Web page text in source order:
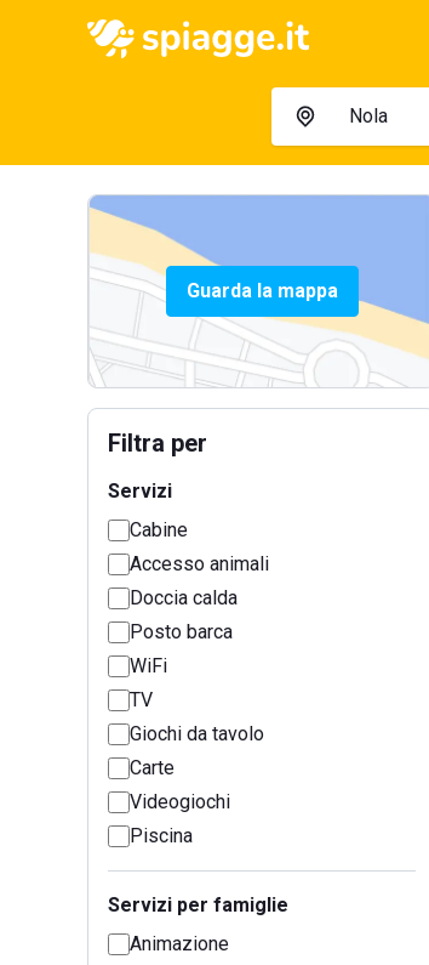
Guarda la mappa
Filtra per
Servizi
Cabine
Accesso animali
Doccia calda
Posto barca
WiFi
TV
Giochi da tavolo
Carte
Videogiochi
Piscina
Servizi per famiglie
Animazione